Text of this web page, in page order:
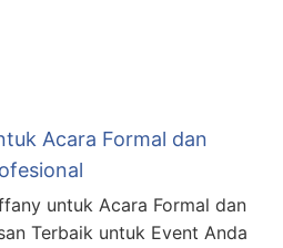
Acara Formal dan
untuk Acara Formal dan
Terbaik untuk Event Anda